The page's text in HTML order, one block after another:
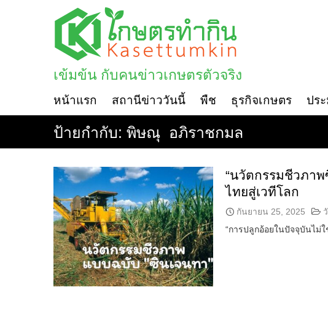
เข้มข้น กับคนข่าวเกษตรตัวจริง
หน้าแรก สถานีข่าววันนี้ พืช ธุรกิจเกษตร ปร
ป้ายกำกับ: พิษณุ อภิราชกมล
“นวัตกรรมชีวภาพ
ไทยสู่เวทีโลก
กันยายน 25, 2025
“การปลูกอ้อยในปัจจุบันไม่